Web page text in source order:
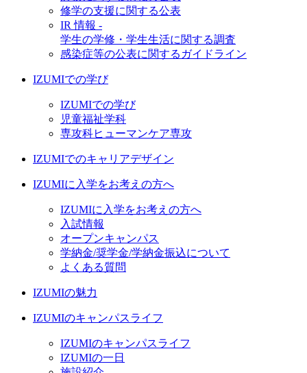
修学の支援に関する公表
IR 情報 -
学生の学修・学生生活に関する調査
感染症等の公表に関するガイドライン
IZUMIでの学び
IZUMIでの学び
児童福祉学科
専攻科ヒューマンケア専攻
IZUMIでのキャリアデザイン
IZUMIに入学をお考えの方へ
IZUMIに入学をお考えの方へ
入試情報
オープンキャンパス
学納金/奨学金/学納金振込について
よくある質問
IZUMIの魅力
IZUMIのキャンパスライフ
IZUMIのキャンパスライフ
IZUMIの一日